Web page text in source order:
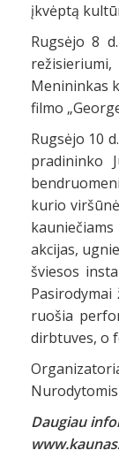
įkvėptą
Rugsėjo 8
Menininkas
filmo
Rugsėjo 10
pradininko
kurio
akcijas,
šviesos
ruošia
dirbtuves, o
Daugiau